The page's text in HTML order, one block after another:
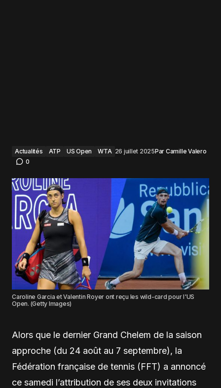
Actualités ATP US Open WTA 26 juillet 2025Par Camille Valero
0
Caroline Garcia et Valentin Royer ont reçu les wild-card pour l'US
Open. (Getty Images)
Alors que le dernier Grand Chelem de la saison
approche (du 24 août au 7 septembre), la
Fédération française de tennis (FFT) a annoncé
ce samedi l’attribution de ses deux invitations